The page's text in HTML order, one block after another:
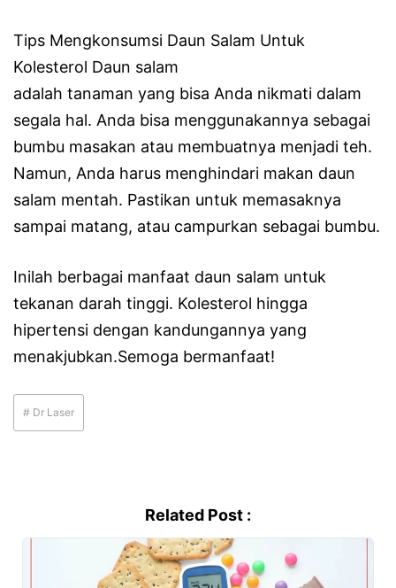
Tips Mengkonsumsi Daun Salam Untuk
Kolesterol Daun salam
adalah tanaman yang bisa Anda nikmati dalam
segala hal. Anda bisa menggunakannya sebagai
bumbu masakan atau membuatnya menjadi teh.
Namun, Anda harus menghindari makan daun
salam mentah. Pastikan untuk memasaknya
sampai matang, atau campurkan sebagai bumbu.
Inilah berbagai manfaat daun salam untuk
tekanan darah tinggi. Kolesterol hingga
hipertensi dengan kandungannya yang
menakjubkan.Semoga bermanfaat!
# Dr Laser
Related Post :